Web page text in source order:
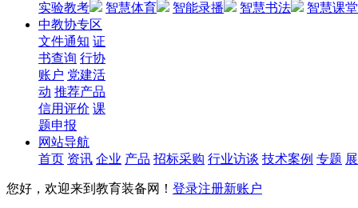
实验教考
智慧体育 智能录播 智慧书法
智慧课堂
中教协专区
文件通知 证
书查询 行协
账户 党建活
动 推荐产品
信用评价 课
题申报
网站导航
首页 资讯 企业 产品 招标采购 行业访谈 技术案例 专题
您好，欢迎来到教育装备网！ 登录注册新账户